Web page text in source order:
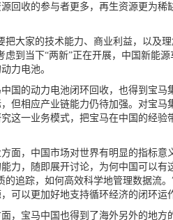
回收的参与者更多，再生资源更为稀
大家的技术能力、商业利益，以及理
到当下“两新”正在开展，中国新能源
力电池。
的动力电池闭环回收，也得到宝马
但相应产业链能力仍待加强。对宝马
这一业务模式，把宝马在中国的经验
，中国市场对世界有明显的指标意
力，随即展开讨论，为何中国可以有
追踪，如何高效科学地管理数据流。
可以更加好地支持循环经济的闭环运
宝马中国也得到了海外另外的地方